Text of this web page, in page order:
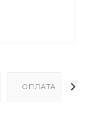
ОПЛАТА